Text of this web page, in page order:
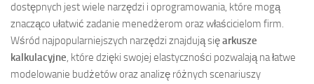
dostępnych jest wiele narzędzi i oprogramowania, które mogą
znacząco ułatwić zadanie menedżerom oraz właścicielom firm.
Wśród najpopularniejszych narzędzi znajdują sięarkusze
kalkulacyjne, które dzięki swojej elastyczności pozwalają na łatwe
modelowanie budżetów oraz analizę różnych scenariuszy